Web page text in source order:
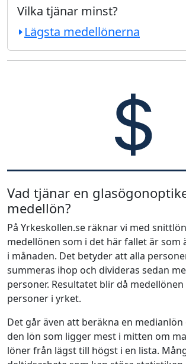
Vilka tjänar minst?
Lägsta medellönerna
Vad tjänar en
medellön?
På Yrkeskollen.se räknar vi med
medellönen som i det här fallet är som
i månaden. Det betyder att alla
summeras ihop och divideras sedan
personer. Resultatet blir då
personer i yrket.
Det går även att beräkna en
den lön som ligger mest i mitten om
löner från lägst till högst i en lista.